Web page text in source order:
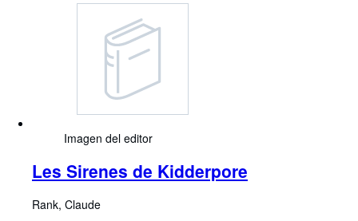
Imagen del editor
Les Sirenes de Kidderpore
Rank, Claude